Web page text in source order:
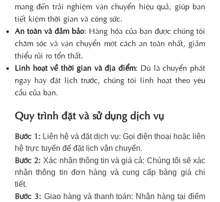
mang đến trải nghiệm vận chuyển hiệu quả, giúp bạn
tiết kiệm thời gian và công sức.
An toàn và đảm bảo: Hàng hóa của bạn được chúng tôi
chăm sóc và vận chuyển một cách an toàn nhất, giảm
thiểu rủi ro tổn thất.
Linh hoạt về thời gian và địa điểm: Dù là chuyển phát
ngay hay đặt lịch trước, chúng tôi linh hoạt theo yêu
cầu của bạn.
Quy trình đặt và sử dụng dịch vụ
Bước 1: Liên hệ và đặt dịch vụ: Gọi điện thoại hoặc liên
hệ trực tuyến để đặt lịch vận chuyển.
Bước 2:Xác nhận thông tin và giá cả: Chúng tôi sẽ xác
nhận thông tin đơn hàng và cung cấp bảng giá chi
tiết.
Bước 3: Giao hàng và thanh toán: Nhận hàng tại điểm